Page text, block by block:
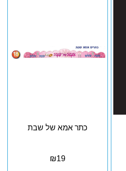
כתר אמא של שבת
₪19